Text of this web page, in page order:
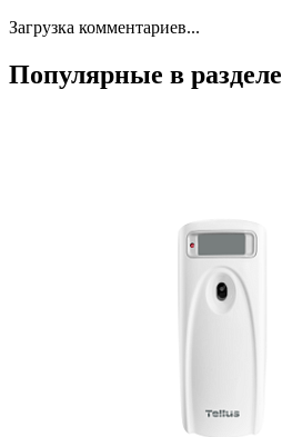
Загрузка комментариев...
Популярные в разделе